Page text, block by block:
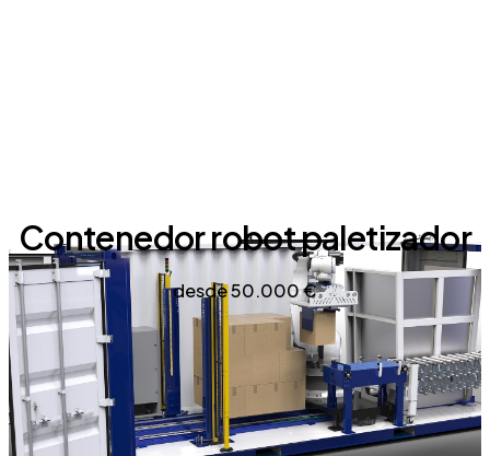
Contenedor robot paletizador
desde 50.000 €